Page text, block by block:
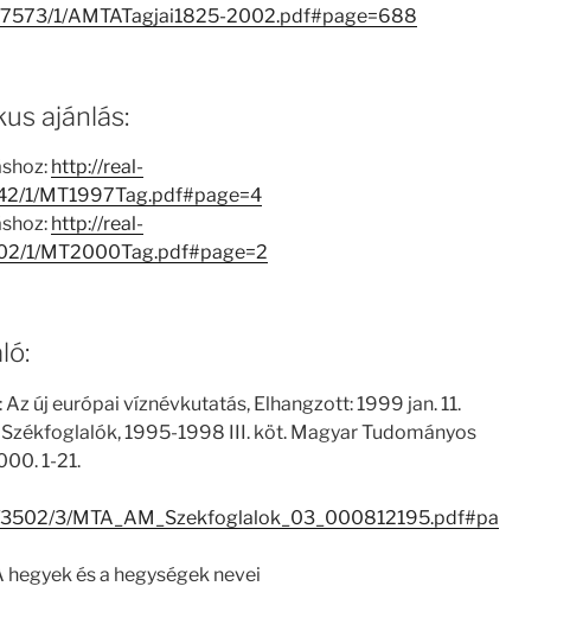
1/AMTATagjai1825-2002.pdf#page=688
ajánlás:
http://real-
1/MT1997Tag.pdf#page=4
http://real-
1/MT2000Tag.pdf#page=2
új európai víznévkutatás, Elhangzott: 1999 jan. 11.
1995-1998 III. köt. Magyar Tudományos
1-21.
3/MTA_AM_Szekfoglalok_03_000812195.pdf#pa
hegyek és a hegységek nevei